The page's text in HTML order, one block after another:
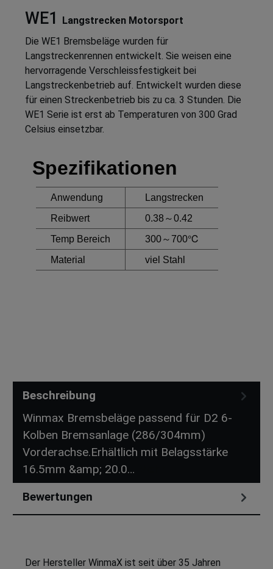
WE1
Langstrecken Motorsport
Die WE1 Bremsbeläge wurden für
Langstreckenrennen entwickelt. Sie weisen eine
hervorragende Verschleissfestigkeit bei
Langstreckenbetrieb auf. Entwickelt wurden diese
für einen Streckenbetrieb bis zu ca. 3 Stunden. Die
WE1 Serie ist erst ab Temperaturen von 300 Grad
Celsius einsetzbar.
Spezifikationen
Anwendung
Langstrecken
Reibwert
0.38～0.42
Temp Bereich
300～700℃
Material
viel Stahl
Beschreibung
Winmax Bremsbeläge passend für D2 6-
Kolben Bremsanlage (286/304mm)
Vorderachse.Erhältlich mit Belagsstärke
16.5mm &amp; 20.0…
Bewertungen
Der Hersteller WinmaX ist seit über 35 Jahren